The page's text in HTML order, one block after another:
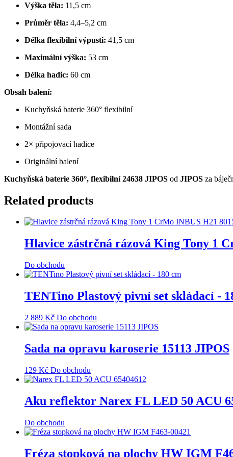
Výška těla: 11,5 cm
Průměr těla: 4,4–5,2 cm
Délka flexibilní výpusti: 41,5 cm
Maximální výška: 53 cm
Délka hadic: 60 cm
Obsah balení:
Kuchyňská baterie 360° flexibilní
Montážní sada
2× připojovací hadice
Originální balení
Kuchyňská baterie 360°, flexibilní 24638 JIPOS od JIPOS za
Related products
Hlavice zástrčná rázová King Tony 1
Do obchodu
TENTino Plastový pivní set skládací -
2 889 Kč Do obchodu
Sada na opravu karoserie 15113 JIPOS
129 Kč Do obchodu
Aku reflektor Narex FL LED 50 ACU
Do obchodu
Fréza stopková na plochy HW IGM